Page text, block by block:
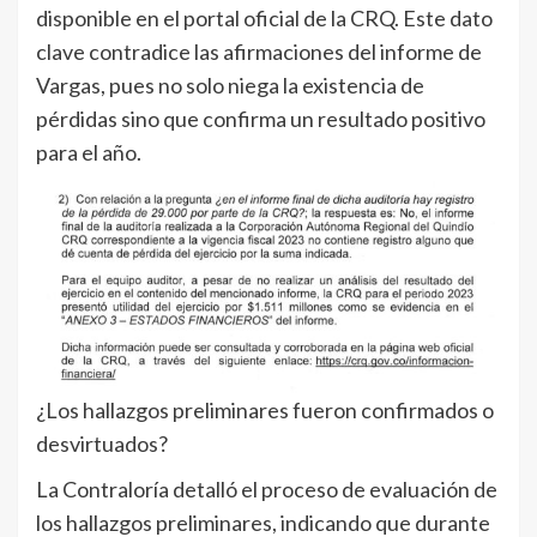
disponible en el portal oficial de la CRQ. Este dato
clave contradice las afirmaciones del informe de
Vargas, pues no solo niega la existencia de
pérdidas sino que confirma un resultado positivo
para el año.
¿Los hallazgos preliminares fueron confirmados o
desvirtuados?
La Contraloría detalló el proceso de evaluación de
los hallazgos preliminares, indicando que durante